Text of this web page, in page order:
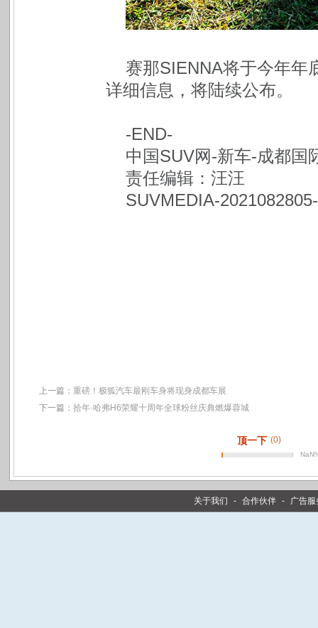
赛那SIENNA将于今年年
详细信息，将陆续公布。
-END-
中国SUV网-新车-成都国
责任编辑：汪汪
SUVMEDIA-
上一篇： 重磅！极狐汽车最刚车身将现身成都车展
下一篇： 拾年·哈弗H6荣耀十周年全球粉丝庆典燃爆蓉城
顶一下 (0)
关于我们 - 合作伙伴 - 广告服